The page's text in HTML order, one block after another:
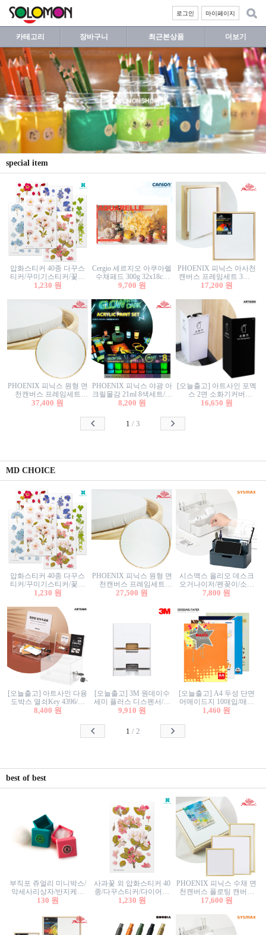
마이페이지
로그인
카테고리 장바구니 최근본상품 더보기
special item
압화스티커 40종 다꾸스
티커/꾸미기스티커/꽃스
티커/압화꽃책갈피/팬시
1,230 원
Cergio 세르지오 아쿠아렐
수채패드 300g 32x18cm
12매 1면제본
9,700 원
PHOENIX 피닉스 아사천
캔버스 프레임세트 3호F
27.3x22cm 캔버스와 올림
17,200 원
PHOENIX 피닉스 원형 면
천캔버스 프레임세트
40cm/원형캔버스/플로팅
37,400 원
PHOENIX 피닉스 야광 아
크릴물감 21ml 8색세트/야
광물감
8,200 원
[오늘출고] 아트사인 포멕
스 2면 소화기커버
1470/1471/소화기커버/소
함/소화기거치대/소화기
16,650 원
1 / 3
MD CHOICE
압화스티커 40종 다꾸스
티커/꾸미기스티커/꽃스
티커/압화꽃책갈피/팬시
1,230 원
PHOENIX 피닉스 원형 면
천캔버스 프레임세트
30cm/원형캔버스/플로팅
27,500 원
시스맥스 올리오 데스크
오거나이저/펜꽂이/소품
꽂이/소품함/정리함/수납
7,800 원
[오늘출고] 아트사인 다용
도박스 열쇠Key 4396/투
표함/건의함/모금함/응모
8,400 원
[오늘출고] 3M 원데이수
세미 플러스 디스펜서/소
프트수세미5매+강력수세
9,910 원
[오늘출고] A4 두성 단면
머메이드지 10매입/매직
터치/색지/색상지/색복사
칼라색지/고급복사지
1,460 원
1 / 2
best of best
부직포 쥬얼리 미니박스/
악세사리상자/반지케이
스/반지상자/귀걸이상자/
130 원
사과꽃 외 압화스티커 40
종/다꾸스티커/다이어리
꾸미기/꽃스티커/자연물
1,230 원
PHOENIX 피닉스 수채 면
천캔버스 플로팅 캔버스
프레임세트 30x30cm/액자
17,600 원